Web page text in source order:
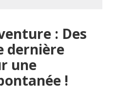
: Des
dernière
une
!